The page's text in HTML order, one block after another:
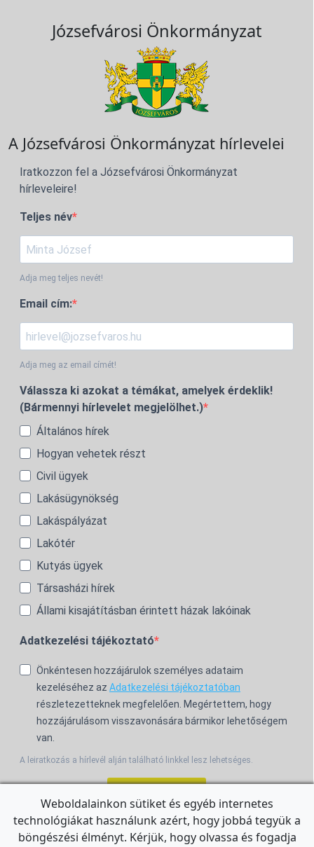
Józsefvárosi Önkormányzat
A Józsefvárosi Önkormányzat hírlevelei
Iratkozzon fel a Józsefvárosi Önkormányzat
hírleveleire!
Teljes név
Adja meg teljes nevét!
Email cím:
Adja meg az email címét!
Válassza ki azokat a témákat, amelyek érdeklik!
(Bármennyi hírlevelet megjelölhet.)
Általános hírek
Hogyan vehetek részt
Civil ügyek
Lakásügynökség
Lakáspályázat
Lakótér
Kutyás ügyek
Társasházi hírek
Állami kisajátításban érintett házak lakóinak
Adatkezelési tájékoztató
Önkéntesen hozzájárulok személyes adataim
kezeléséhez az Adatkezelési tájékoztatóban
részletezetteknek megfelelően. Megértettem, hogy
hozzájárulásom visszavonására bármikor lehetőségem
van.
A leiratkozás a hírlevél alján található linkkel lesz lehetséges.
For the English Newsletter, clickHERE.
Weboldalainkon sütiket és egyéb internetes
technológiákat használunk azért, hogy jobbá tegyük a
böngészési élményt. Kérjük, hogy olvassa és fogadja